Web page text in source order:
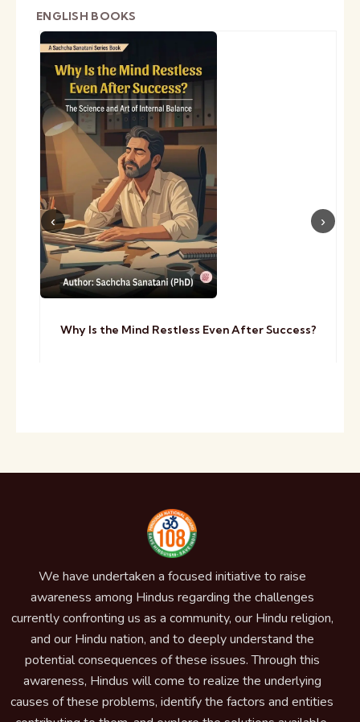
ENGLISH BOOKS
Why Is the Mind Restless Even After Success?
We have undertaken a focused initiative to raise
awareness among Hindus regarding the challenges
currently confronting us as a community, our Hindu religion,
and our Hindu nation, and to deeply understand the
potential consequences of these issues. Through this
awareness, Hindus will come to realize the underlying
causes of these problems, identify the factors and entities